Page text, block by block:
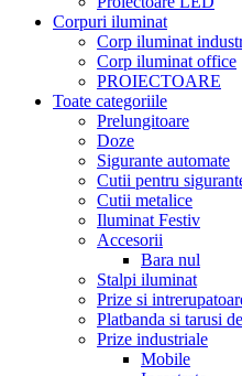
Corpuri iluminat
Corp iluminat
Corp iluminat office
PROIECTOARE
Toate categoriile
Prelungitoare
Doze
Sigurante automate
Cutii pentru
Cutii metalice
Iluminat Festiv
Accesorii
Bara nul
Stalpi iluminat
Prize si
Platbanda si tarusi
Prize industriale
Mobile